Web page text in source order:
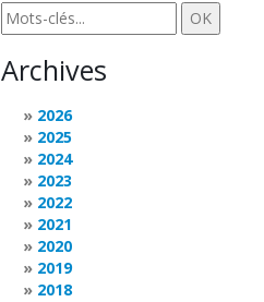
Archives
2026
2025
2024
2023
2022
2021
2020
2019
2018